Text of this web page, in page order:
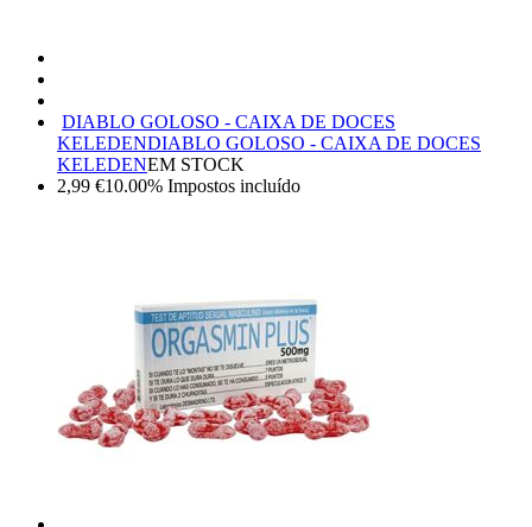
DIABLO GOLOSO - CAIXA DE DOCES
KELEDENDIABLO GOLOSO - CAIXA DE DOCES
KELEDENEM STOCK
2,99 €10.00% Impostos incluído